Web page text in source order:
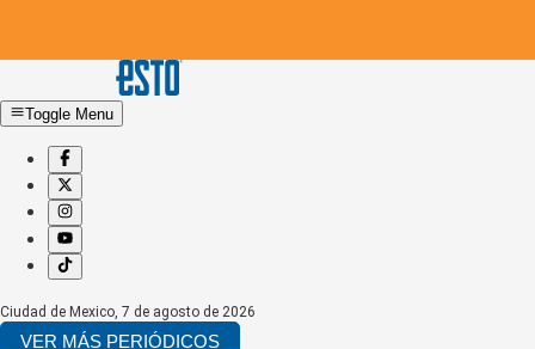
Toggle Menu
Ciudad de Mexico, 7 de agosto de 2026
VER MÁS PERIÓDICOS